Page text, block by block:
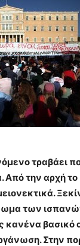
τραβάει
την αρχή το
των
κανένα βασικό
Στην